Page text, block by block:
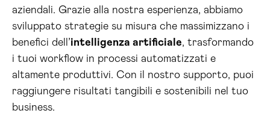
aziendali. Grazie alla nostra esperienza, abbiamo
sviluppato strategie su misura che massimizzano i
benefici dell’intelligenza artificiale, trasformando
i tuoi workflow in processi automatizzati e
altamente produttivi. Con il nostro supporto, puoi
raggiungere risultati tangibili e sostenibili nel tuo
business.